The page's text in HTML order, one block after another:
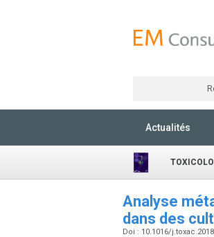
Actualités
Analyse
dans des
Doi : 10.1016/